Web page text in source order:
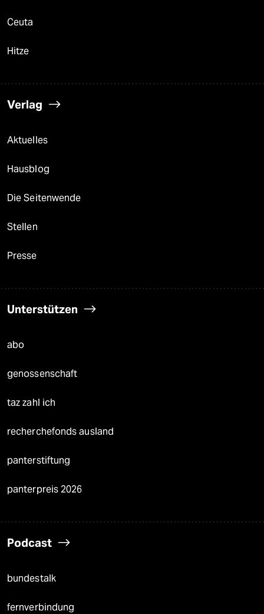
Ceuta
Hitze
Verlag
Aktuelles
Hausblog
Die Seitenwende
Stellen
Presse
Unterstützen
abo
genossenschaft
taz zahl ich
recherchefonds ausland
panterstiftung
panterpreis 2026
Podcast
bundestalk
fernverbindung